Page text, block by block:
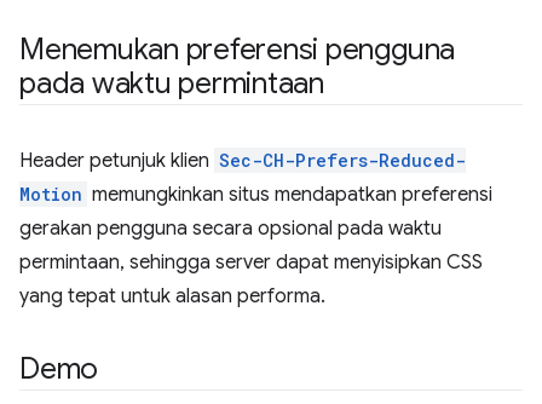
Menemukan preferensi pengguna
pada waktu permintaan
Header petunjuk klien Sec-CH-Prefers-Reduced-
Motion memungkinkan situs mendapatkan preferensi
gerakan pengguna secara opsional pada waktu
permintaan, sehingga server dapat menyisipkan CSS
yang tepat untuk alasan performa.
Demo